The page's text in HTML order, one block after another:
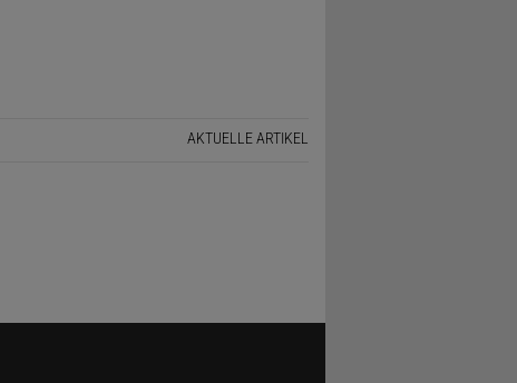
AKTUELLE ARTIKEL